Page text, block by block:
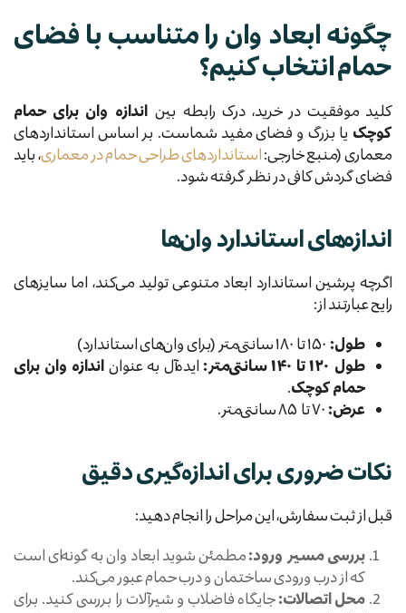
چگونه ابعاد وان را متناسب با فضای
حمام انتخاب کنیم؟
کلید موفقیت در خرید، درک رابطه بیناندازه وان برای حمام
کوچک یا بزرگ و فضای مفید شماست. بر اساس استانداردهای
معماری (منبع خارجی:استانداردهای طراحی حمام در معماری، باید
فضای گردش کافی در نظر گرفته شود.
اندازه‌های استاندارد وان‌ها
اگرچه پرشین استاندارد ابعاد متنوعی تولید می‌کند، اما سایزهای
رایج عبارتند از:
طول:
طول ۱۲۰ تا ۱۴۰ سانتی‌متر:
ایده‌آل به عنواناندازه وان برای
حمام کوچک.
عرض:
نکات ضروری برای اندازه‌گیری دقیق
قبل از ثبت سفارش، این مراحل را انجام دهید:
بررسی مسیر ورود:مطمئن شوید ابعاد وان به گونه‌ای است
که از درب ورودی ساختمان و درب حمام عبور می‌کند.
محل اتصالات:جایگاه فاضلاب و شیرآلات را بررسی کنید. برای